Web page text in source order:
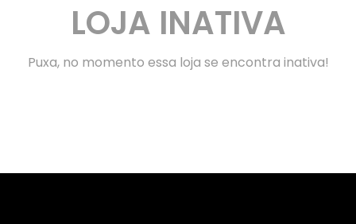
LOJA INATIVA
Puxa, no momento essa loja se encontra inativa!